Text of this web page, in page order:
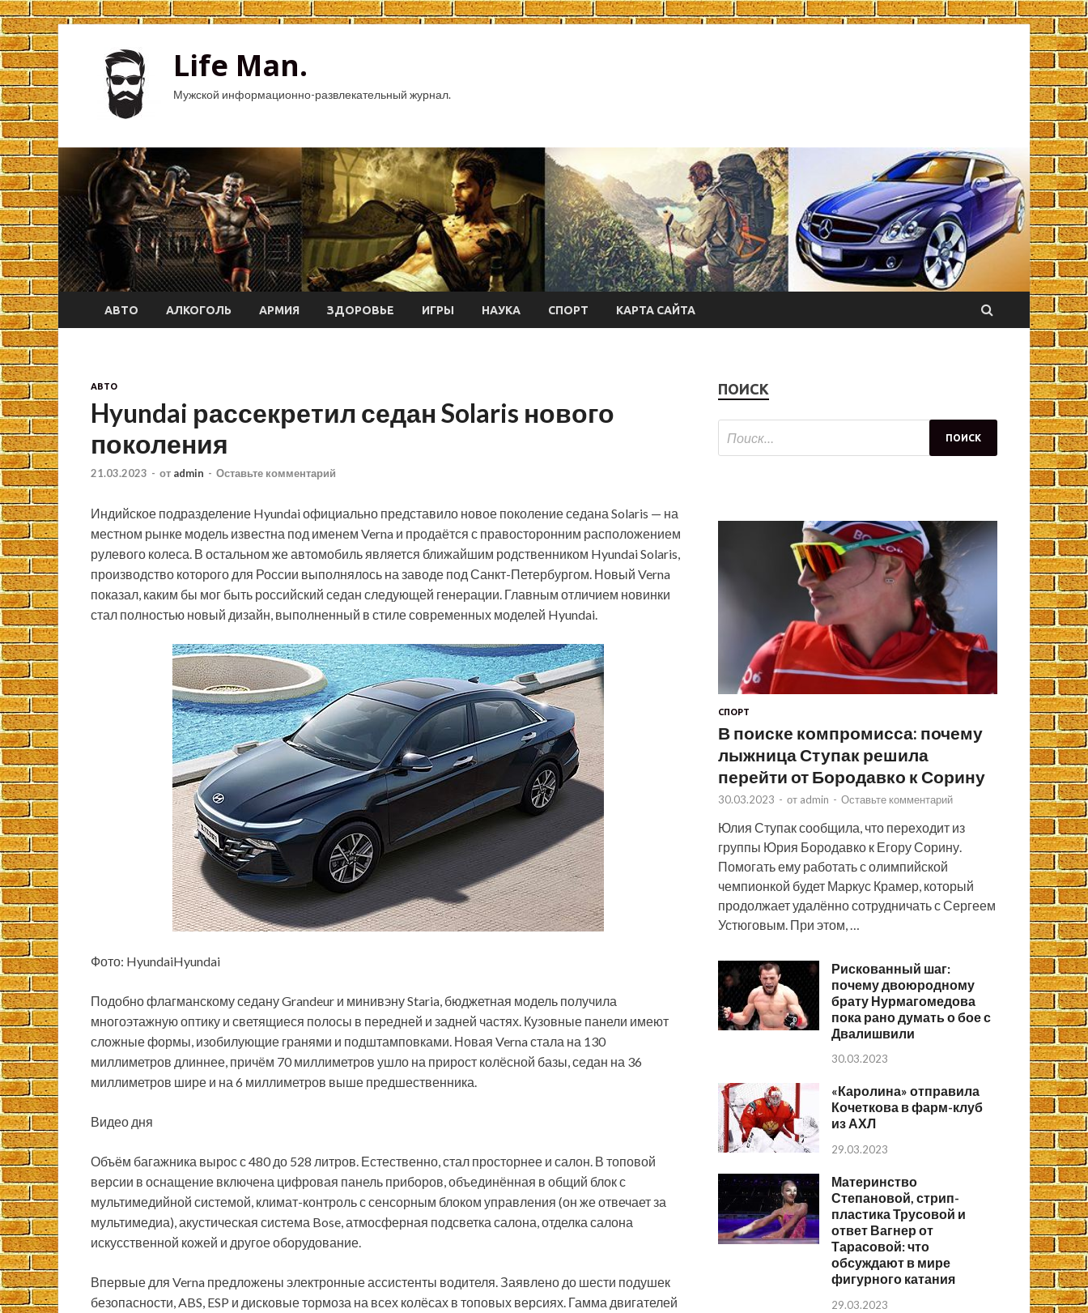
Life Man.
Мужской информационно-развлекательный журнал.
АВТО АЛКОГОЛЬ АРМИЯ ЗДОРОВЬЕ ИГРЫ НАУКА СПОРТ КАРТА САЙТА
АВТО
Hyundai рассекретил седан Solaris нового
поколения
21.03.2023 - от admin - Оставьте комментарий
Индийское подразделение Hyundai официально представило новое поколение седана Solaris — на
местном рынке модель известна под именем Verna и продаётся с правосторонним расположением
рулевого колеса. В остальном же автомобиль является ближайшим родственником Hyundai Solaris,
производство которого для России выполнялось на заводе под Санкт-Петербургом. Новый Verna
показал, каким бы мог быть российский седан следующей генерации. Главным отличием новинки
стал полностью новый дизайн, выполненный в стиле современных моделей Hyundai.
Фото: HyundaiHyundai
Подобно флагманскому седану Grandeur и минивэну Staria, бюджетная модель получила
многоэтажную оптику и светящиеся полосы в передней и задней частях. Кузовные панели имеют
сложные формы, изобилующие гранями и подштамповками. Новая Verna стала на 130
миллиметров длиннее, причём 70 миллиметров ушло на прирост колёсной базы, седан на 36
миллиметров шире и на 6 миллиметров выше предшественника.
Видео дня
Объём багажника вырос с 480 до 528 литров. Естественно, стал просторнее и салон. В топовой
версии в оснащение включена цифровая панель приборов, объединённая в общий блок с
мультимедийной системой, климат-контроль с сенсорным блоком управления (он же отвечает за
мультимедиа), акустическая система Bose, атмосферная подсветка салона, отделка салона
искусственной кожей и другое оборудование.
Впервые для Verna предложены электронные ассистенты водителя. Заявлено до шести подушек
безопасности, ABS, ESP и дисковые тормоза на всех колёсах в топовых версиях. Гамма двигателей
ПОИСК
СПОРТ
В поиске компромисса: почему
лыжница Ступак решила
перейти от Бородавко к Сорину
30.03.2023 - от admin - Оставьте комментарий
Юлия Ступак сообщила, что переходит из
группы Юрия Бородавко к Егору Сорину.
Помогать ему работать с олимпийской
чемпионкой будет Маркус Крамер, который
продолжает удалённо сотрудничать с Сергеем
Устюговым. При этом, …
Рискованный шаг:
почему двоюродному
брату Нурмагомедова
пока рано думать о бое с
Двалишвили
30.03.2023
«Каролина» отправила
Кочеткова в фарм-клуб
из АХЛ
29.03.2023
Материнство
Степановой, стрип-
пластика Трусовой и
ответ Вагнер от
Тарасовой: что
обсуждают в мире
фигурного катания
29.03.2023